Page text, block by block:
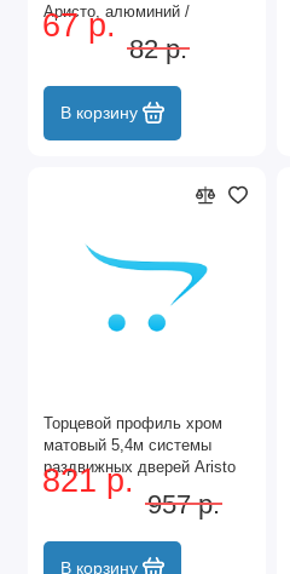
Аристо, алюминий /
GA0840.VP010.GLBAN.CJ
67 р.
82 р.
В корзину
Торцевой профиль хром
матовый 5,4м системы
раздвижных дверей Aristo
Nova
821 р.
957 р.
В корзину